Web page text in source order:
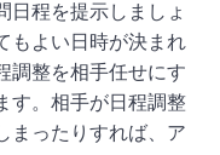
日程を提示しましょ
もよい日時が決まれ
調整を相手任せにす
す。相手が日程調整
まったりすれば、ア